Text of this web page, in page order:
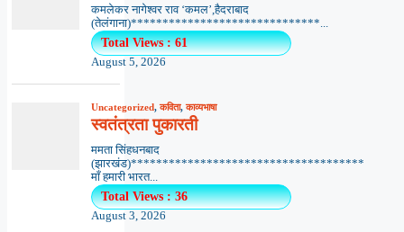
कमलेकर नागेश्वर राव ‘कमल’,हैदराबाद
(तेलंगाना)******************************...
Total Views : 61
August 5, 2026
Uncategorized,कविता,काव्यभाषा
स्वतंत्रता पुकारती
ममता सिंहधनबाद
(झारखंड)*************************************
माँ हमारी भारत...
Total Views : 36
August 3, 2026